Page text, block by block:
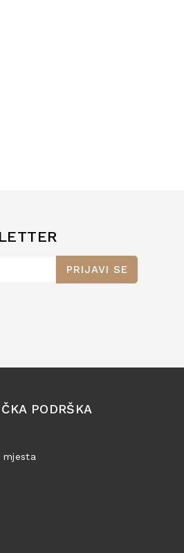
PRIJAVI SE
PODRŠKA
mjesta